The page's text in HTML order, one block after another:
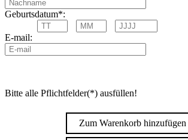
Geburtsdatum*:
E-mail:
Bitte alle Pflichtfelder(*) ausfüllen!
Zum Warenkorb hinzufügen